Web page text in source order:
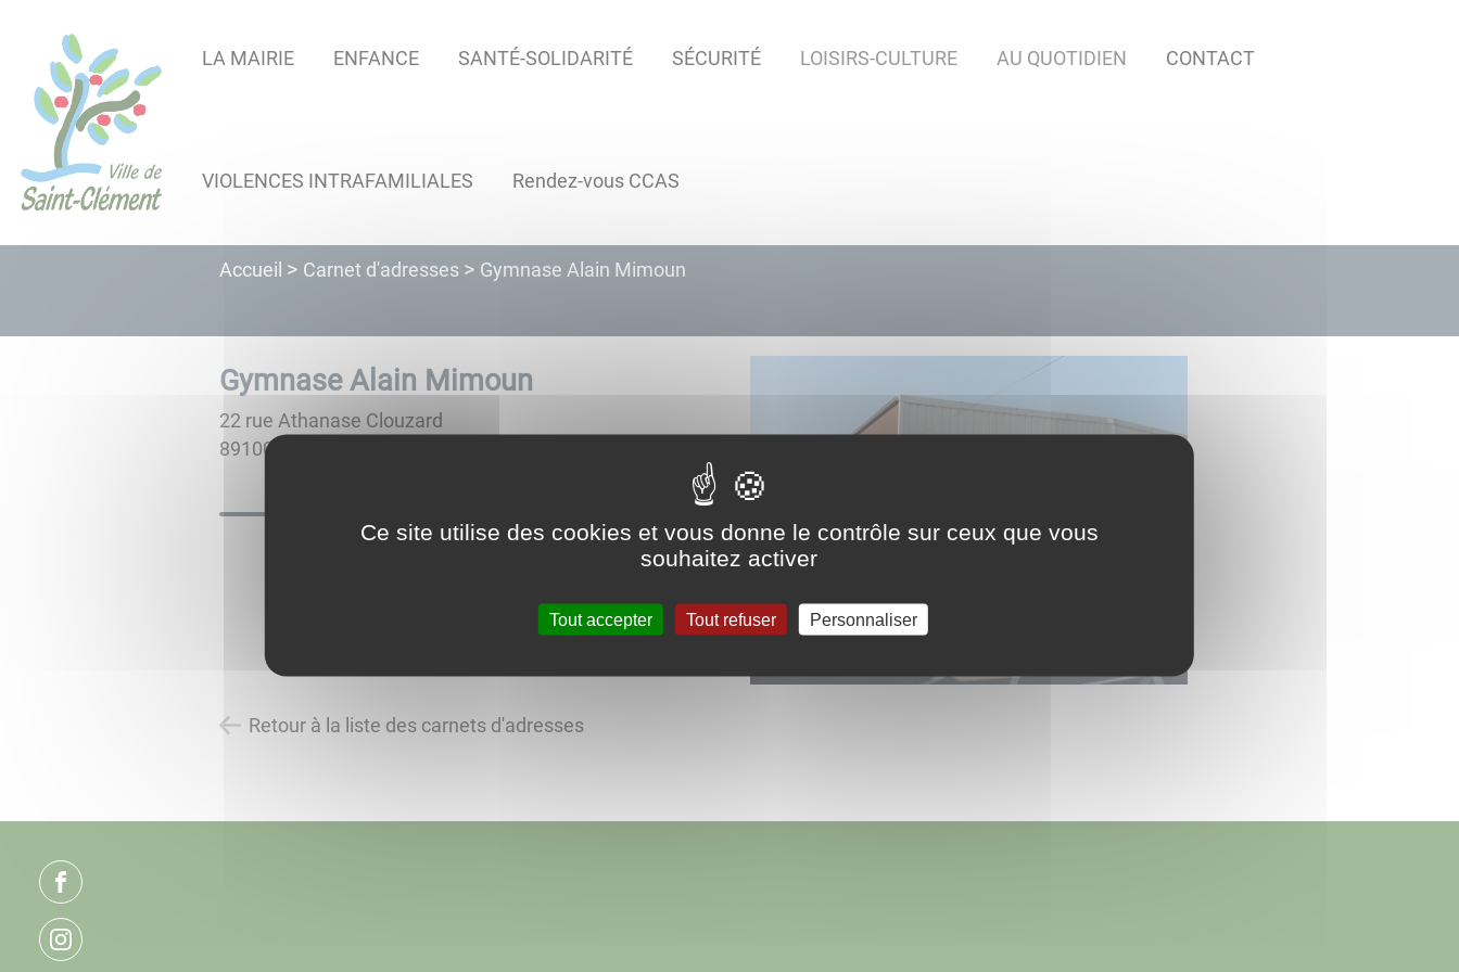
d'accès
rapide
menu
d'accès
rapide
contenu
principal
d'accès
rapide
recherche
d'accès
rapide
page
LA MAIRIE ENFANCE SANTÉ-SOLIDARITÉ SÉCURITÉ LOISIRS-CULTURE AU QUOTIDIEN CONTACT
VIOLENCES INTRAFAMILIALES Rendez-vous CCAS
Accueil Carnet d'adresses Gymnase Alain Mimoun
Gymnase Alain Mimoun
22 rue Athanase Clouzard
89100
Retour à la liste des carnets d'adresses
Ce site utilise des cookies et vous donne le contrôle sur ceux que vous
souhaitez activer
Tout accepter Tout refuser Personnaliser